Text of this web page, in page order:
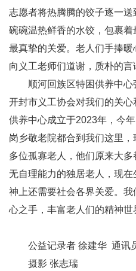
志愿者将热腾腾的饺子逐一
碗碗温热鲜香的水饺，包裹
最真挚的关爱。老人们手捧
向义工老师们道谢，质朴的言
顺河回族区特困供养中心
开封市义工协会对我们的关
供养中心成立于2023年，今
岗乡敬老院都合到我们这里
多位孤寡老人，他们原来大多
无自理能力的独居老人，现
神上还需要社会各界关爱。
心之手，丰富老人们的精神世
公益记录者 徐建华 通讯
摄影 张志瑞